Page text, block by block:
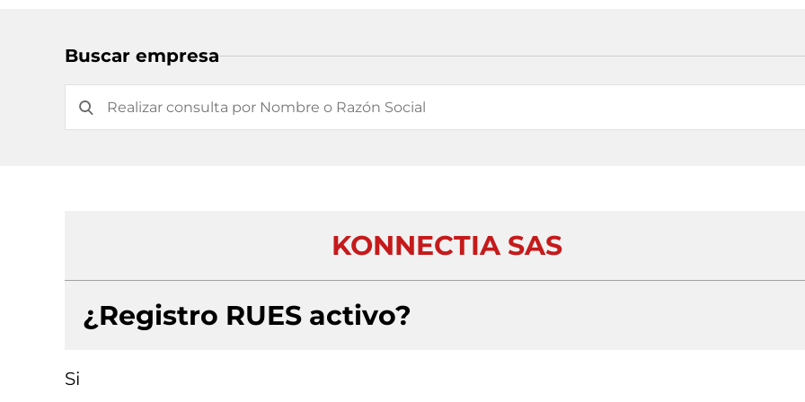
Buscar empresa
KONNECTIA SAS
¿Registro RUES activo?
Si